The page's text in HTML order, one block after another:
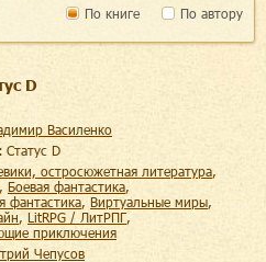
По книге По автору
D
Василенко
Статус D
остросюжетная литература,
, боевая фантастика,
фантастика, виртуальные миры,
, LitRPG / ЛитРПГ,
приключения
Чепусов